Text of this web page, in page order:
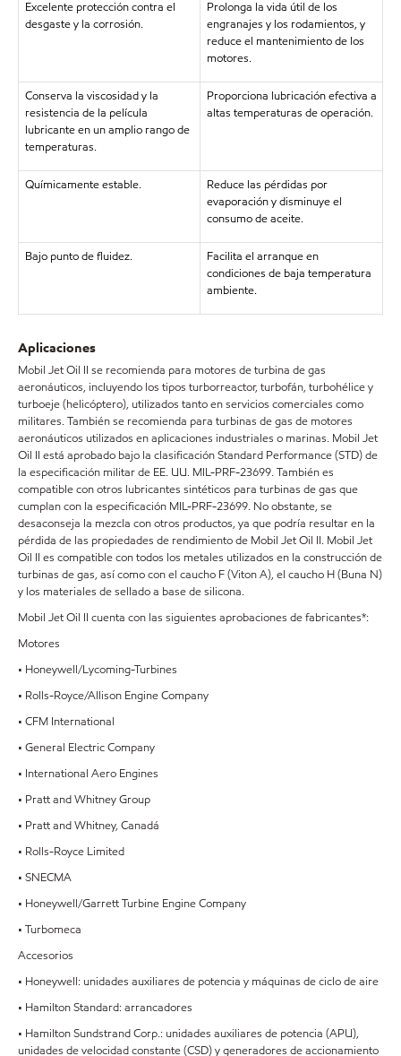
Excelente protección contra el
desgaste y la corrosión.
Prolonga la vida útil de los
engranajes y los rodamientos, y
reduce el mantenimiento de los
motores.
Conserva la viscosidad y la
resistencia de la película
lubricante en un amplio rango de
temperaturas.
Proporciona lubricación efectiva a
altas temperaturas de operación.
Químicamente estable.
Reduce las pérdidas por
evaporación y disminuye el
consumo de aceite.
Bajo punto de fluidez.
Facilita el arranque en
condiciones de baja temperatura
ambiente.
Aplicaciones
Mobil Jet Oil II se recomienda para motores de turbina de gas
aeronáuticos, incluyendo los tipos turborreactor, turbofán, turbohélice y
turboeje (helicóptero), utilizados tanto en servicios comerciales como
militares. También se recomienda para turbinas de gas de motores
aeronáuticos utilizados en aplicaciones industriales o marinas. Mobil Jet
Oil II está aprobado bajo la clasificación Standard Performance (STD) de
la especificación militar de EE. UU. MIL-PRF-23699. También es
compatible con otros lubricantes sintéticos para turbinas de gas que
cumplan con la especificación MIL-PRF-23699. No obstante, se
desaconseja la mezcla con otros productos, ya que podría resultar en la
pérdida de las propiedades de rendimiento de Mobil Jet Oil II. Mobil Jet
Oil II es compatible con todos los metales utilizados en la construcción de
turbinas de gas, así como con el caucho F (Viton A), el caucho H (Buna N)
y los materiales de sellado a base de silicona.
Mobil Jet Oil II cuenta con las siguientes aprobaciones de fabricantes*:
Motores
• Honeywell/Lycoming-Turbines
• Rolls-Royce/Allison Engine Company
• CFM International
• General Electric Company
• International Aero Engines
• Pratt and Whitney Group
• Pratt and Whitney, Canadá
• Rolls-Royce Limited
• SNECMA
• Honeywell/Garrett Turbine Engine Company
• Turbomeca
Accesorios
• Honeywell: unidades auxiliares de potencia y máquinas de ciclo de aire
• Hamilton Standard: arrancadores
• Hamilton Sundstrand Corp.: unidades auxiliares de potencia (APU),
unidades de velocidad constante (CSD) y generadores de accionamiento